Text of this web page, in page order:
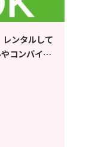
レンタルして
コンバイン
るお仕事